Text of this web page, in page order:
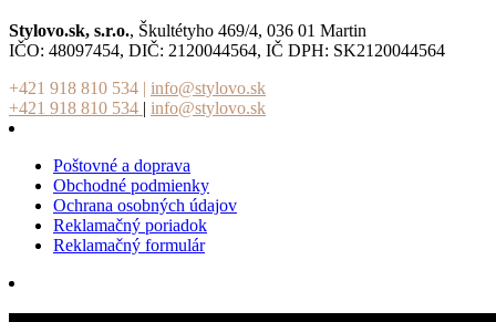
Stylovo.sk, s.r.o., Škultétyho 469/4, 036 01 Martin
IČO: 48097454, DIČ: 2120044564, IČ DPH: SK2120044564
+421 918 810 534 | info@stylovo.sk
+421 918 810 534 | info@stylovo.sk
Poštovné a doprava
Obchodné podmienky
Ochrana osobných údajov
Reklamačný poriadok
Reklamačný formulár